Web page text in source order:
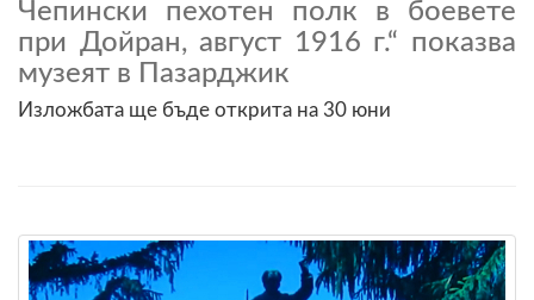
Чепински пехотен полк в боевете
при Дойран, август 1916 г.“ показва
музеят в Пазарджик
Изложбата ще бъде открита на 30 юни